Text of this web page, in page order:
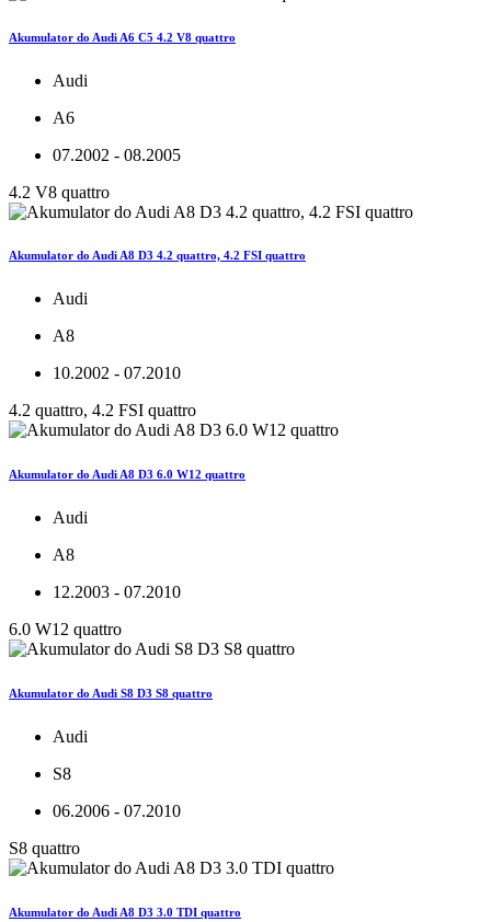
Akumulator do Audi A6 C5 4.2 V8 quattro
Audi
A6
07.2002 - 08.2005
4.2 V8 quattro
Akumulator do Audi A8 D3 4.2 quattro, 4.2 FSI quattro
Audi
A8
10.2002 - 07.2010
4.2 quattro, 4.2 FSI quattro
Akumulator do Audi A8 D3 6.0 W12 quattro
Audi
A8
12.2003 - 07.2010
6.0 W12 quattro
Akumulator do Audi S8 D3 S8 quattro
Audi
S8
06.2006 - 07.2010
S8 quattro
Akumulator do Audi A8 D3 3.0 TDI quattro